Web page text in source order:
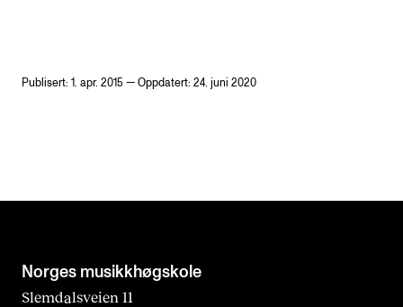
Publisert: 1. apr. 2015 — Oppdatert: 24. juni 2020
Norges musikk­høgskole
Slemdalsveien 11